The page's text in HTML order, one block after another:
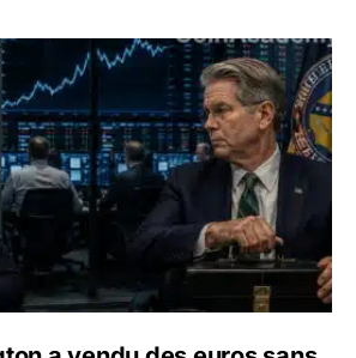
a vendu des euros sans prévenir la